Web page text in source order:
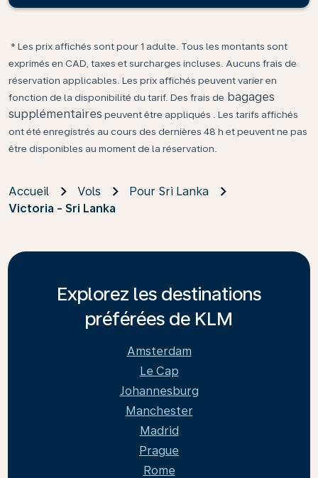
* Les prix affichés sont pour 1 adulte. Tous les montants sont
exprimés en CAD, taxes et surcharges incluses. Aucuns frais de
réservation applicables. Les prix affichés peuvent varier en
fonction de la disponibilité du tarif. Des frais de bagages
supplémentaires peuvent être appliqués . Les tarifs affichés
ont été enregistrés au cours des dernières 48 h et peuvent ne pas
être disponibles au moment de la réservation.
Accueil Vols
Pour Sri Lanka
Victoria - Sri Lanka
Explorez les destinations
préférées de KLM
Amsterdam
Le Cap
Johannesburg
Manchester
Madrid
Prague
Rome